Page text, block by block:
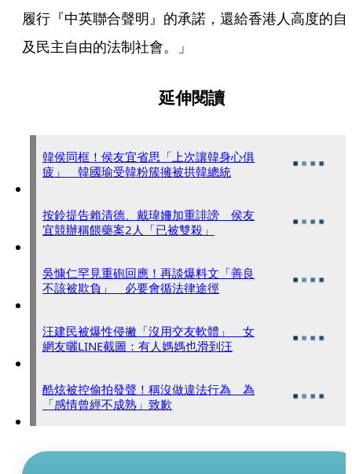
履行『中英聯合聲明』的承諾，還給香港人高度的自
及民主自由的法制社會。」
延伸閱讀
韓侯同框！侯友宜省思「上次讓韓身心俱
疲」 韓國瑜受韓粉簇擁被拱韓總統
按鈴提告賴清德、戴瑋姍加重誹謗 侯友
宜競辦稱餵藥案2人「已被雙殺」
吳慷仁罕見重砲回應！再談爆料文「善良
不該被欺負」 必要會循法律途徑
汪建民被爆性侵撇「沒用交友軟體」 女
網友曬LINE截圖：有人媽媽也滑到汪
酷炫被控偷拍發聲！稱沒做違法行為 為
「感情曾經不成熟」致歉